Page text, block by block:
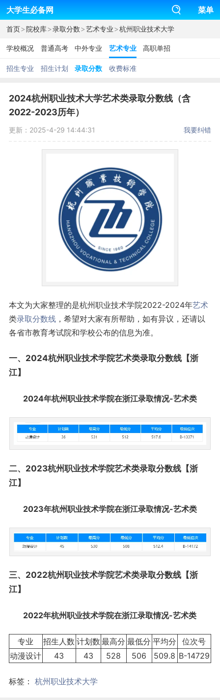
大学生必备网 菜单
首页>院校库>录取分数>艺术专业>杭州职业技术大学
学校概况 普通高考 中外专业 艺术专业 高职单招
招生专业 招生计划 录取分数 收费标准
2024杭州职业技术大学艺术类录取分数线（含
2022-2023历年）
更新：2025-4-29 14:44:31 我要纠错
本文为大家整理的是杭州职业技术学院2022-2024年艺术
类录取分数线，希望对大家有所帮助，如有异议，还请以
各省市教育考试院和学校公布的信息为准。
一、2024杭州职业技术学院艺术类录取分数线【浙
江】
2024年杭州职业技术学院在浙江录取情况-艺术类
二、2023杭州职业技术学院艺术类录取分数线【浙
江】
2023年杭州职业技术学院在浙江录取情况-艺术类
三、2022杭州职业技术学院艺术类录取分数线【浙
江】
2022年杭州职业技术学院在浙江录取情况-艺术类
专业 招生人数 计划数 最高分 最低分 平均分
位次号
动漫设计
43 43 528 506 509.8 B-14729
标签： 杭州职业技术大学